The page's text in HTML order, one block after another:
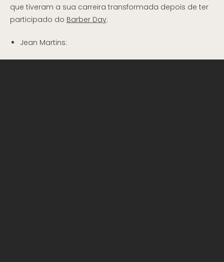
que tiveram a sua carreira transformada depois de ter
participado do Barber Day:
Jean Martins: